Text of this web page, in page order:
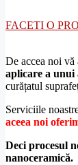
FACETI O
De accea noi vă
aplicare a unui
curățatul
Serviciile
aceea noi
Deci procesul
nanoceramică.